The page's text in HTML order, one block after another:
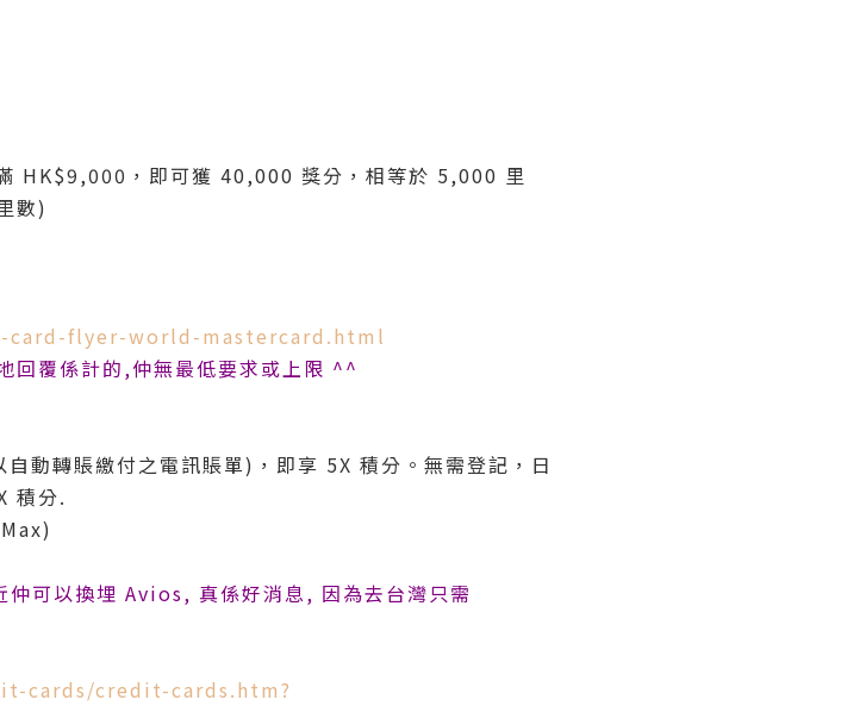
HK$9,000，即可獲 40,000 獎分，相等於 5,000 里
數)
flyer-world-mastercard.html
回覆係計的,仲無最低要求或上限 ^^
動轉賬繳付之電訊賬單)，即享 5X 積分。無需登記，日
積分.
可以換埋 Avios, 真係好消息, 因為去台灣只需
cards/credit-cards.htm?